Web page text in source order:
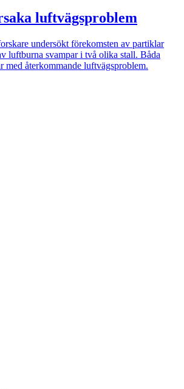
luftvägsproblem
undersökt förekomsten av partiklar
luftburna svampar i två olika stall. Båda
med återkommande luftvägsproblem.